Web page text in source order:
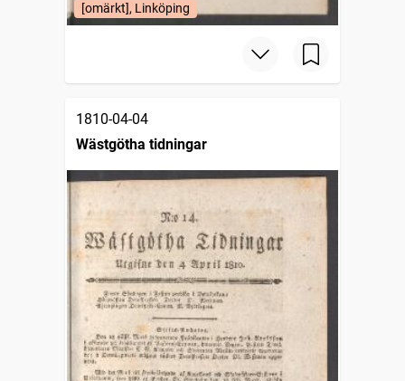
[omärkt], Linköping
1810-04-04
Wästgötha tidningar